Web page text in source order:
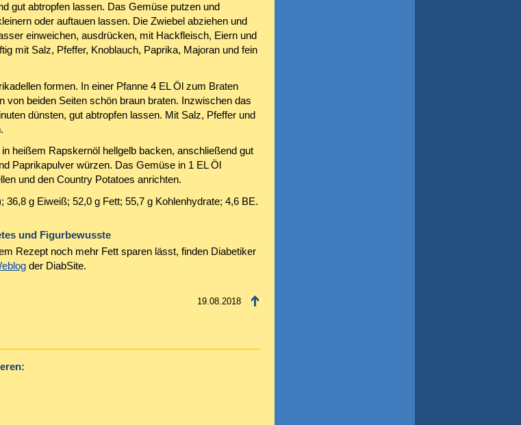
gut abtropfen lassen. Das Gemüse putzen und
oder auftauen lassen. Die Zwiebel abziehen und
einweichen, ausdrücken, mit Hackfleisch, Eiern und
mit Salz, Pfeffer, Knoblauch, Paprika, Majoran und fein
formen. In einer Pfanne 4 EL Öl zum Braten
von beiden Seiten schön braun braten. Inzwischen das
dünsten, gut abtropfen lassen. Mit Salz, Pfeffer und
heißem Rapskernöl hellgelb backen, anschließend gut
Paprikapulver würzen. Das Gemüse in 1 EL Öl
und den Country Potatoes anrichten.
36,8 g Eiweiß; 52,0 g Fett; 55,7 g Kohlenhydrate; 4,6 BE.
und Figurbewusste
Rezept noch mehr Fett sparen lässt, finden Diabetiker
der DiabSite.
19.08.2018